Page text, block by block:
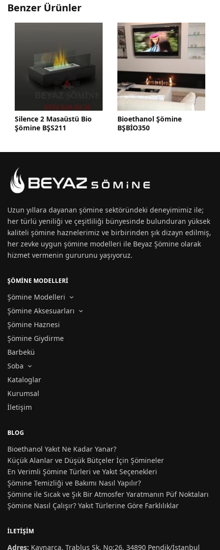
Benzer Ürünler
Silence 2 Masaüstü Bio
Şömine BŞS211
Bioethanol Şömine
BŞBİO350
Uzun yıllara dayananşömine sektöründeki deneyimimiz ile;
her türlü yeniliği ve çeşitliliği bünyesinde bulunduran yüksek
kaliteli şömine haznelerimiz ve birbirinden şık dizayn edilmiş,
her zevke uygunşömine modelleri ile Beyaz Şömine olarak
hizmet vermenin gururunu yaşıyoruz.
ŞÖMİNE MODELLERİ
Şömine Modelleri
Şömine Aksesuarları
Şömine Haznesi
Şömine Giydirme
Barbekü
Soba
Kataloglar
Kurumsal
İletişim
BLOG
Bioethanol Yakıt Ne Kadar Yanar?
Küçük Alanlar ve Düşük Bütçeler İçin Şömineler
En Verimli Şömine Türleri ve Yakıt Seçenekleri
Şömine Temizliği ve Bakımı Nasıl Yapılır?
Şömine ile Sıcak ve Şık Bir Atmosfer Yaratmanın Püf Noktaları
Şömine Nasıl Çalışır? Yakıt Türlerine Göre Farklılıklar
İLETIŞIM
Adres: Kaynarca, Trablus Sk. No:26, 34890 Pendik/İstanbul